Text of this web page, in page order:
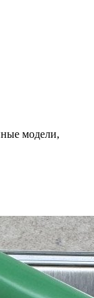
модели,